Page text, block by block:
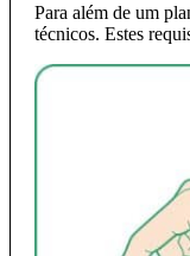
Para além de um
técnicos. Estes